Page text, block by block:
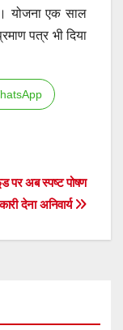
योजना एक साल
पत्र भी दिया
पर अब स्पष्ट पोषण
देना अनिवार्य